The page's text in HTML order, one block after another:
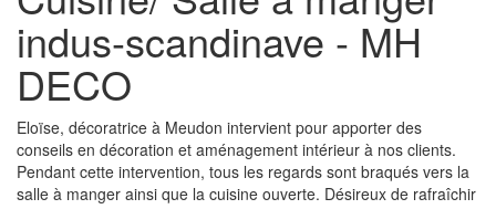
indus-scandinave - MH
DECO
Eloïse, décoratrice à Meudon intervient pour apporter des
conseils en décoration et aménagement intérieur à nos clients.
Pendant cette intervention, tous les regards sont braqués vers la
salle à manger ainsi que la cuisine ouverte. Désireux de rafraîchir